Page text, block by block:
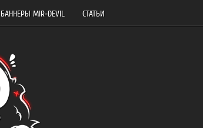
БАННЕРЫ MIR-DEVIL СТАТЬИ